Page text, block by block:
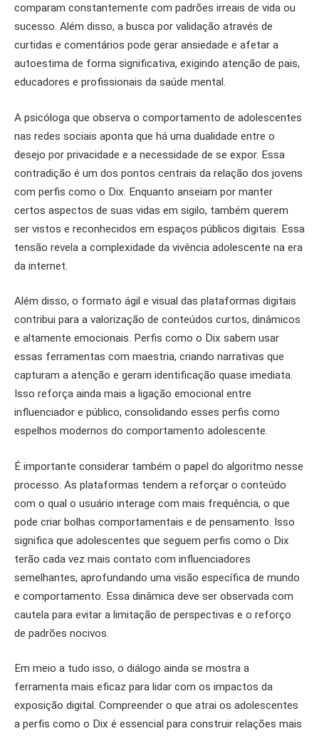
comparam constantemente com padrões irreais de vida ou
sucesso. Além disso, a busca por validação através de
curtidas e comentários pode gerar ansiedade e afetar a
autoestima de forma significativa, exigindo atenção de pais,
educadores e profissionais da saúde mental.
A psicóloga que observa o comportamento de adolescentes
nas redes sociais aponta que há uma dualidade entre o
desejo por privacidade e a necessidade de se expor. Essa
contradição é um dos pontos centrais da relação dos jovens
com perfis como o Dix. Enquanto anseiam por manter
certos aspectos de suas vidas em sigilo, também querem
ser vistos e reconhecidos em espaços públicos digitais. Essa
tensão revela a complexidade da vivência adolescente na era
da internet.
Além disso, o formato ágil e visual das plataformas digitais
contribui para a valorização de conteúdos curtos, dinâmicos
e altamente emocionais. Perfis como o Dix sabem usar
essas ferramentas com maestria, criando narrativas que
capturam a atenção e geram identificação quase imediata.
Isso reforça ainda mais a ligação emocional entre
influenciador e público, consolidando esses perfis como
espelhos modernos do comportamento adolescente.
É importante considerar também o papel do algoritmo nesse
processo. As plataformas tendem a reforçar o conteúdo
com o qual o usuário interage com mais frequência, o que
pode criar bolhas comportamentais e de pensamento. Isso
significa que adolescentes que seguem perfis como o Dix
terão cada vez mais contato com influenciadores
semelhantes, aprofundando uma visão específica de mundo
e comportamento. Essa dinâmica deve ser observada com
cautela para evitar a limitação de perspectivas e o reforço
de padrões nocivos.
Em meio a tudo isso, o diálogo ainda se mostra a
ferramenta mais eficaz para lidar com os impactos da
exposição digital. Compreender o que atrai os adolescentes
a perfis como o Dix é essencial para construir relações mais